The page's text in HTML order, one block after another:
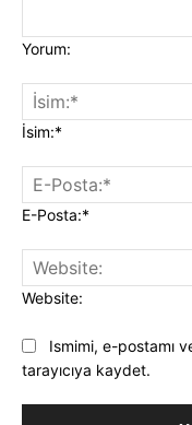
Yorum:
İsim:*
E-Posta:*
Website:
Ismimi, e-postamı
tarayıcıya kaydet.